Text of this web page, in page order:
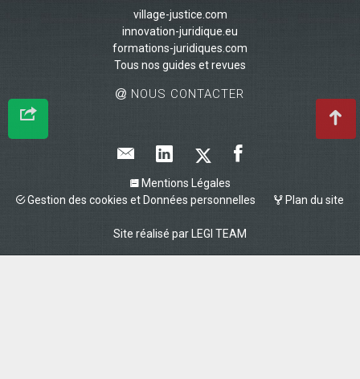
village-justice.com
innovation-juridique.eu
formations-juridiques.com
Tous nos guides et revues
NOUS CONTACTER
Mentions Légales
Gestion des cookies et Données personnelles
Plan du site
Site réalisé par LEGI TEAM